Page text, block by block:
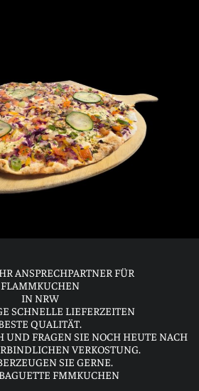
ANSPRECHPARTNER FÜR
FLAMMKUCHEN
IN NRW
SCHNELLE LIEFERZEITEN
QUALITÄT.
UND FRAGEN SIE NOCH HEUTE NACH
VERKOSTUNG.
SIE GERNE.
FMMKUCHEN